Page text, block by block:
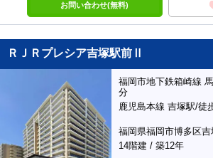
お問い合わせ(無料)
ＲＪＲプレシア吉塚駅前Ⅱ
福岡市地下鉄箱崎線
分
鹿児島本線 吉塚駅/徒
福岡県福岡市博多区
14階建 / 築12年